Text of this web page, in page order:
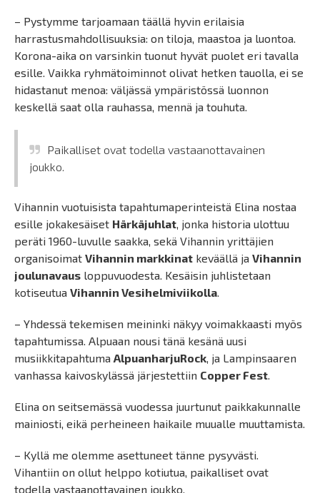
– Pystymme tarjoamaan täällä hyvin erilaisia
harrastusmahdollisuuksia: on tiloja, maastoa ja luontoa.
Korona-aika on varsinkin tuonut hyvät puolet eri tavalla
esille. Vaikka ryhmätoiminnot olivat hetken tauolla, ei se
hidastanut menoa: väljässä ympäristössä luonnon
keskellä saat olla rauhassa, mennä ja touhuta.
Paikalliset ovat todella vastaanottavainen
joukko.
Vihannin vuotuisista tapahtumaperinteistä Elina nostaa
esille jokakesäiset Härkäjuhlat, jonka historia ulottuu
peräti 1960-luvulle saakka, sekä Vihannin yrittäjien
organisoimat Vihannin markkinat keväällä ja Vihannin
joulunavaus loppuvuodesta. Kesäisin juhlistetaan
kotiseutua Vihannin Vesihelmiviikolla.
– Yhdessä tekemisen meininki näkyy voimakkaasti myös
tapahtumissa. Alpuaan nousi tänä kesänä uusi
musiikkitapahtuma AlpuanharjuRock, ja Lampinsaaren
vanhassa kaivoskylässä järjestettiin Copper Fest.
Elina on seitsemässä vuodessa juurtunut paikkakunnalle
mainiosti, eikä perheineen haikaile muualle muuttamista.
– Kyllä me olemme asettuneet tänne pysyvästi.
Vihantiin on ollut helppo kotiutua, paikalliset ovat
todella vastaanottavainen joukko.